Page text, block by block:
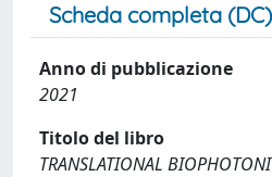
Scheda completa (DC)
Anno di pubblicazione
2021
Titolo del libro
TRANSLATIONAL